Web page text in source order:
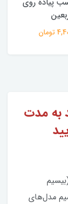
به مدت
مدل‌های